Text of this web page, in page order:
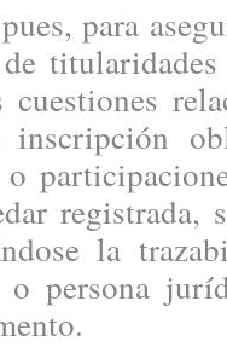
para
cuestiones
o
registrada,
la
o persona